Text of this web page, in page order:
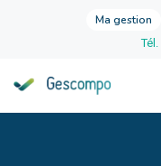
Ma gestion
Tél.